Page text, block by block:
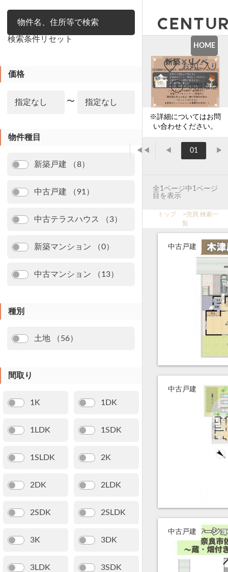
検索条件リセット
価格
〜
物件種目
新築戸建 （8）
中古戸建 （91）
中古テラスハウス （3）
新築マンション （0）
中古マンション （13）
種別
土地 （56）
間取り
1K 1DK
1LDK 1SDK
1SLDK 2K
2DK 2LDK
2SDK 2SLDK
3K 3DK
3LDK 3SDK
HOME
お気に入り
閲覧履歴
※詳細についてはお問
い合わせください。
◀◀ ◀ 01 ▶
全1ページ中1ページ
目を表示
トップ >売買 検索一
覧
中古戸建
中古戸建
中古戸建